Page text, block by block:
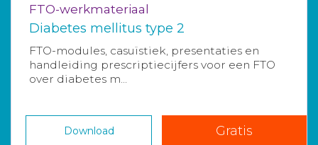
FTO-werkmateriaal
Diabetes mellitus type 2
FTO-modules, casuïstiek, presentaties en
handleiding prescriptiecijfers voor een FTO
over diabetes m...
Download Gratis